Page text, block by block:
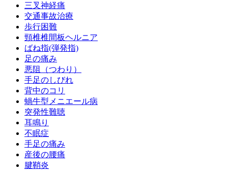
三叉神経痛
交通事故治療
歩行困難
頸椎椎間板ヘルニア
ばね指(弾発指)
足の痛み
悪阻（つわり）
手足のしびれ
背中のコリ
蝸牛型メニエール病
突発性難聴
耳鳴り
不眠症
手足の痛み
産後の腰痛
腱鞘炎